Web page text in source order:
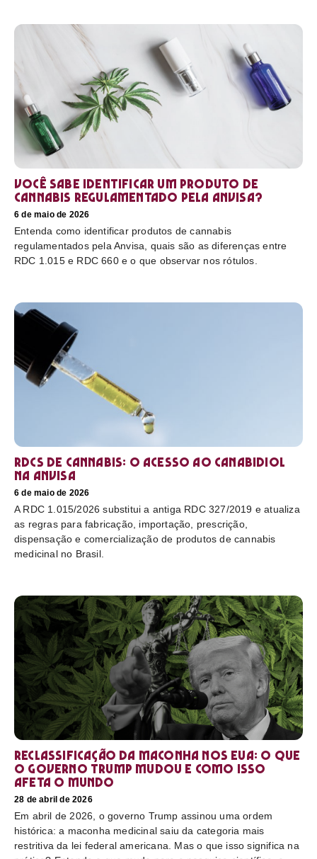
Você sabe identificar um produto de
cannabis regulamentado pela Anvisa?
6 de maio de 2026
Entenda como identificar produtos de cannabis
regulamentados pela Anvisa, quais são as diferenças entre
RDC 1.015 e RDC 660 e o que observar nos rótulos.
RDCs de cannabis: o acesso ao canabidiol
na Anvisa
6 de maio de 2026
A RDC 1.015/2026 substitui a antiga RDC 327/2019 e atualiza
as regras para fabricação, importação, prescrição,
dispensação e comercialização de produtos de cannabis
medicinal no Brasil.
Reclassificação da maconha nos EUA: o que
o governo Trump mudou e como isso
afeta o mundo
28 de abril de 2026
Em abril de 2026, o governo Trump assinou uma ordem
histórica: a maconha medicinal saiu da categoria mais
restritiva da lei federal americana. Mas o que isso significa na